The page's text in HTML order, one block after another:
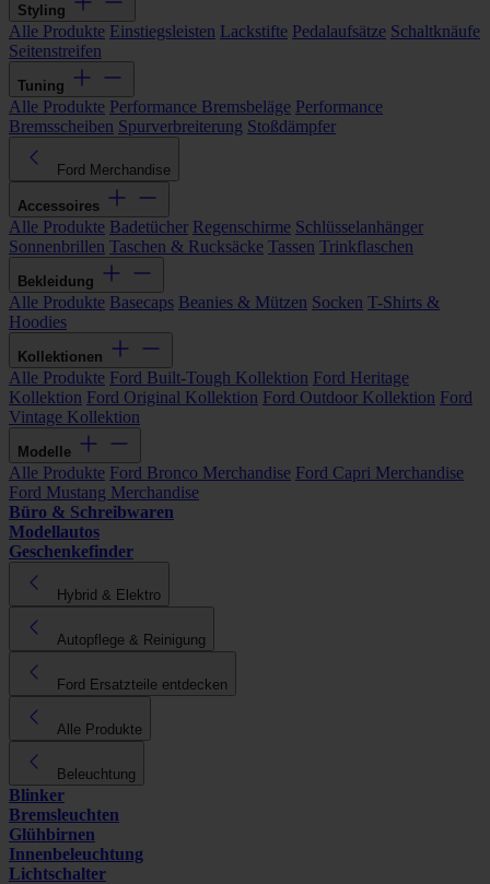
Styling
Alle Produkte Einstiegsleisten Lackstifte Pedalaufsätze Schaltknäufe
Seitenstreifen
Tuning
Alle Produkte Performance Bremsbeläge Performance
Bremsscheiben Spurverbreiterung Stoßdämpfer
Ford Merchandise
Accessoires
Alle Produkte Badetücher Regenschirme Schlüsselanhänger
Sonnenbrillen Taschen & Rucksäcke Tassen Trinkflaschen
Bekleidung
Alle Produkte Basecaps Beanies & Mützen Socken T-Shirts &
Hoodies
Kollektionen
Alle Produkte Ford Built-Tough Kollektion Ford Heritage
Kollektion Ford Original Kollektion Ford Outdoor Kollektion Ford
Vintage Kollektion
Modelle
Alle Produkte Ford Bronco Merchandise Ford Capri Merchandise
Ford Mustang Merchandise
Büro & Schreibwaren
Modellautos
Geschenkefinder
Hybrid & Elektro
Autopflege & Reinigung
Ford Ersatzteile entdecken
Alle Produkte
Beleuchtung
Blinker
Bremsleuchten
Glühbirnen
Innenbeleuchtung
Lichtschalter